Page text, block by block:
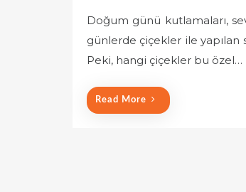
s
t
e
o
n
Doğum günü kutlamaları,
günlerde çiçekler ile yapılan
Peki, hangi çiçekler bu özel…
Read More